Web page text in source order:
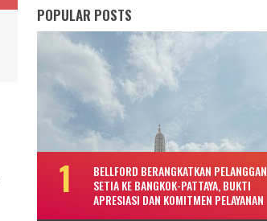
POPULAR POSTS
BELLFORD BERANGKATKAN PELANGGAN
SETIA KE BANGKOK-PATTAYA, BUKTI
APRESIASI DAN KOMITMEN PELAYANAN